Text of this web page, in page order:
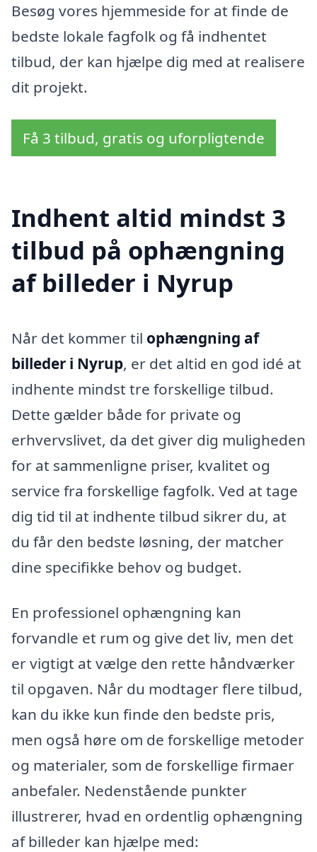
Besøg vores hjemmeside for at finde de
bedste lokale fagfolk og få indhentet
tilbud, der kan hjælpe dig med at realisere
dit projekt.
Få 3 tilbud, gratis og uforpligtende
Indhent altid mindst 3
tilbud på ophængning
af billeder i Nyrup
Når det kommer til ophængning af
billeder i Nyrup, er det altid en god idé at
indhente mindst tre forskellige tilbud.
Dette gælder både for private og
erhvervslivet, da det giver dig muligheden
for at sammenligne priser, kvalitet og
service fra forskellige fagfolk. Ved at tage
dig tid til at indhente tilbud sikrer du, at
du får den bedste løsning, der matcher
dine specifikke behov og budget.
En professionel ophængning kan
forvandle et rum og give det liv, men det
er vigtigt at vælge den rette håndværker
til opgaven. Når du modtager flere tilbud,
kan du ikke kun finde den bedste pris,
men også høre om de forskellige metoder
og materialer, som de forskellige firmaer
anbefaler. Nedenstående punkter
illustrerer, hvad en ordentlig ophængning
af billeder kan hjælpe med: